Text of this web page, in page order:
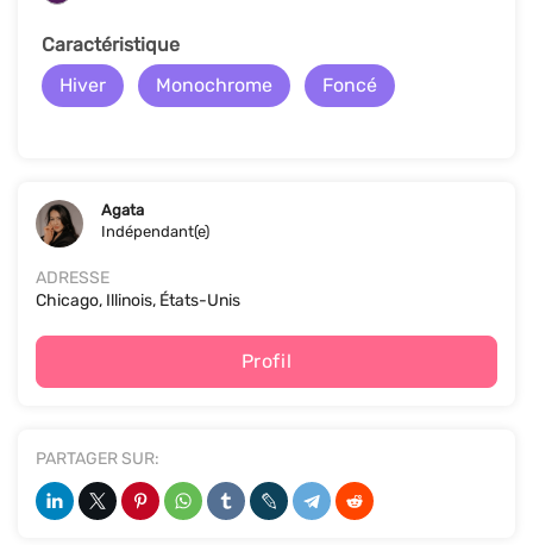
Сaractéristique
Hiver
Monochrome Foncé
Agata
Indépendant(e)
ADRESSE
Chicago, Illinois, États-Unis
Profil
PARTAGER SUR: